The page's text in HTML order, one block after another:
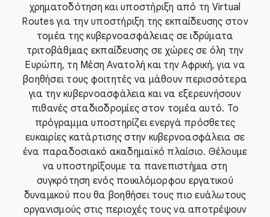
χρηματοδότηση και υποστήριξη από τη Virtual
Routes για την υποστήριξη της εκπαίδευσης στον
τομέα της κυβερνοασφάλειας σε ιδρύματα
τριτοβάθμιας εκπαίδευσης σε χώρες σε όλη την
Ευρώπη, τη Μέση Ανατολή και την Αφρική, για να
βοηθήσει τους φοιτητές να μάθουν περισσότερα
για την κυβερνοασφάλεια και να εξερευνήσουν
πιθανές σταδιοδρομίες στον τομέα αυτό. Το
πρόγραμμα υποστηρίζει ενεργά πρόσθετες
ευκαιρίες κατάρτισης στην κυβερνοασφάλεια σε
ένα παραδοσιακό ακαδημαϊκό πλαίσιο. Θέλουμε
να υποστηρίξουμε τα πανεπιστήμια στη
συγκρότηση ενός ποικιλόμορφου εργατικού
δυναμικού που θα βοηθήσει τους πιο ευάλωτους
οργανισμούς στις περιοχές τους να αποτρέψουν